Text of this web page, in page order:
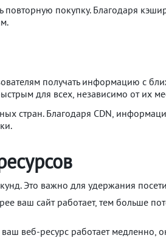
покупку. Благодаря
получать информацию с
для всех, независимо от их
стран. Благодаря CDN,
Это важно для удержания
ваш сайт работает, тем больше
веб-ресурс работает медленно,